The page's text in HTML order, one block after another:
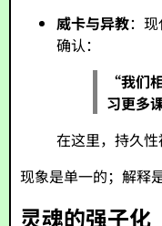
威卡与异教：
确认：
“我们
习更多
在这里，持久性
现象是单一的；解释
灵魂的强子化